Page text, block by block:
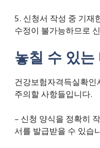
5. 신청서 작성 중 기재
수정이 불가능하므로
놓칠 수 있는
건강보험자격득실확인
주의할 사항들입니다.
– 신청 양식을 정확히
서를 발급받을 수 있습